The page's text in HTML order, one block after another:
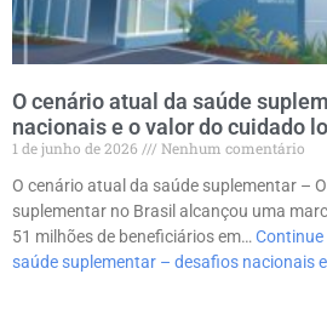
O cenário atual da saúde
nacionais e o valor do cuidado
1 de junho de 2026
Nenhum comentário
O cenário atual da saúde suplementar –
suplementar no Brasil alcançou uma
51 milhões de beneficiários em… Continue
saúde suplementar – desafios nacionais